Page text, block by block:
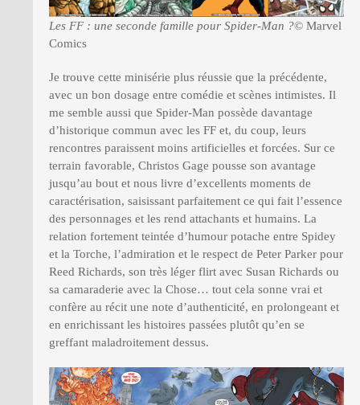
Les FF : une seconde famille pour Spider-Man ?© Marvel
Comics
Je trouve cette minisérie plus réussie que la précédente,
avec un bon dosage entre comédie et scènes intimistes. Il
me semble aussi que Spider-Man possède davantage
d’historique commun avec les FF et, du coup, leurs
rencontres paraissent moins artificielles et forcées. Sur ce
terrain favorable, Christos Gage pousse son avantage
jusqu’au bout et nous livre d’excellents moments de
caractérisation, saisissant parfaitement ce qui fait l’essence
des personnages et les rend attachants et humains. La
relation fortement teintée d’humour potache entre Spidey
et la Torche, l’admiration et le respect de Peter Parker pour
Reed Richards, son très léger flirt avec Susan Richards ou
sa camaraderie avec la Chose… tout cela sonne vrai et
confère au récit une note d’authenticité, en prolongeant et
en enrichissant les histoires passées plutôt qu’en se
greffant maladroitement dessus.